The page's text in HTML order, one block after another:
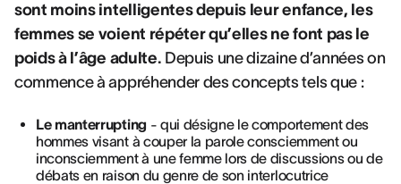
sont moins intelligentes depuis leur enfance, les
femmes se voient répéter qu’elles ne font pas le
poids à l’âge adulte. Depuis une dizaine d’années on
commence à appréhender des concepts tels que :
Le manterrupting - qui désigne le comportement des
hommes visant à couper la parole consciemment ou
inconsciemment à une femme lors de discussions ou de
débats en raison du genre de son interlocutrice